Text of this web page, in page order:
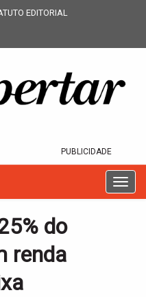
EDITORIAL
PUBLICIDADE
T
o
do
renda